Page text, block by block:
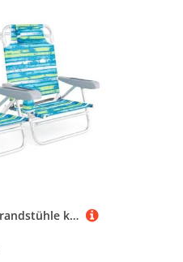
FANTASK 2-TLG Strandstühle klappbar, Campingstuhl 5-stufig verstellbare Rückenlehne, Klappstühle mit Verstellbarer Rückenlehne, Kopfstütze, Getränkehalter & Handtuchhalter, bis 150 kg belastbar, Grün